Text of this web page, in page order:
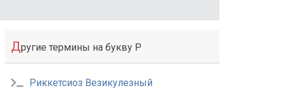
Другие термины на букву Р
Риккетсиоз Везикулезный